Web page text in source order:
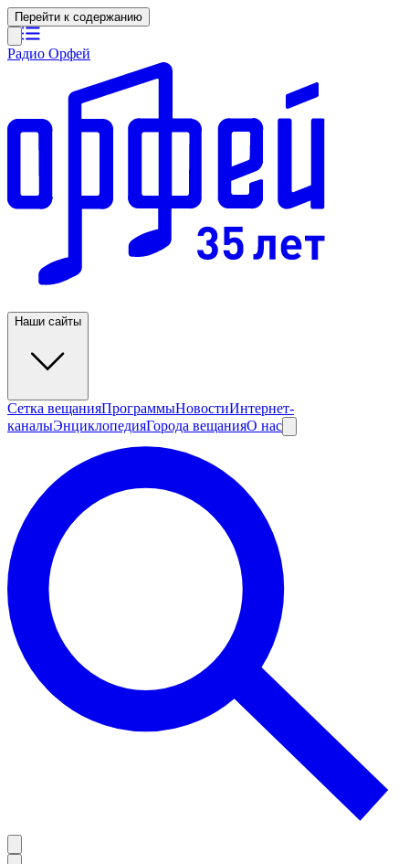
Перейти к содержанию
Радио Орфей
Наши сайты
Сетка вещанияПрограммыНовостиИнтернет-
каналыЭнциклопедияГорода вещанияО нас